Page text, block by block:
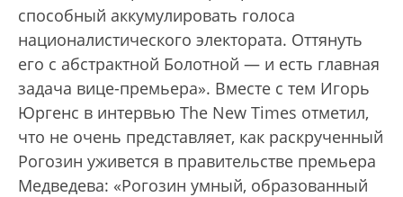
способный аккумулировать голоса
националистического электората. Оттянуть
его с абстрактной Болотной — и есть главная
задача вице-премьера». Вместе с тем Игорь
Юргенс в интервью The New Times отметил,
что не очень представляет, как раскрученный
Рогозин уживется в правительстве премьера
Медведева: «Рогозин умный, образованный